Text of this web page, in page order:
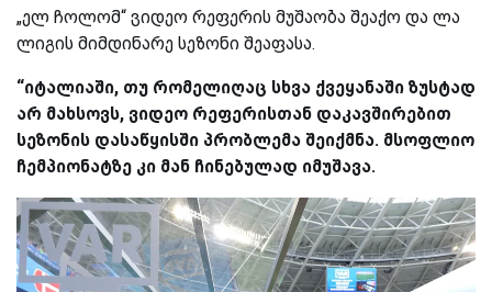
„ელ ჩოლომ“ ვიდეო რეფერის მუშაობა შეაქო და ლა
ლიგის მიმდინარე სეზონი შეაფასა.
“იტალიაში, თუ რომელიღაც სხვა ქვეყანაში ზუსტად
არ მახსოვს, ვიდეო რეფერისთან დაკავშირებით
სეზონის დასაწყისში პრობლემა შეიქმნა. მსოფლიო
ჩემპიონატზე კი მან ჩინებულად იმუშავა.